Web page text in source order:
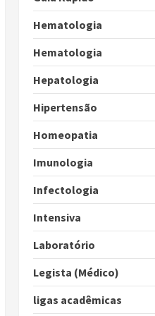
Hematologia
Hematologia
Hepatologia
Hipertensão
Homeopatia
Imunologia
Infectologia
Intensiva
Laboratório
Legista (Médico)
ligas acadêmicas